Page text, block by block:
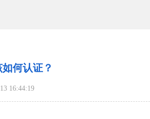
何认证？
16:44:19